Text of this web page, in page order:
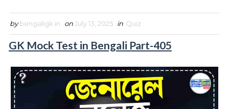
by bengaligk.in onJuly 13, 2025 in Quiz
GK Mock Test in Bengali Part-405